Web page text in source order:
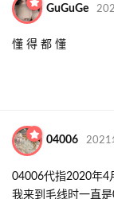
GuGuGe
懂 得 都 懂
04006 2021
04006代指2020年4
我来到毛线时一直